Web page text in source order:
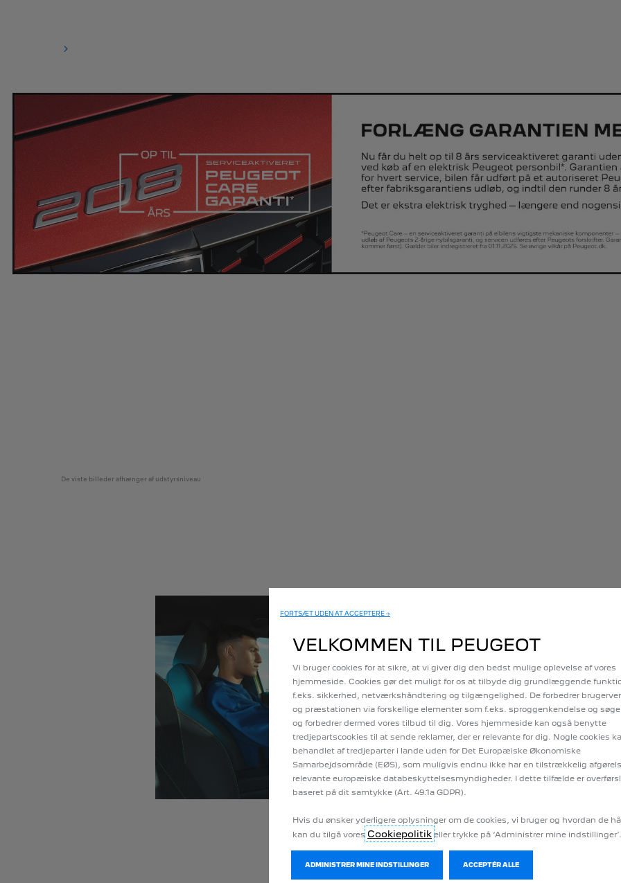
De viste billeder afhænger af udstyrsniveau
FORTSÆT UDEN AT ACCEPTERE →
VELKOMMEN TIL PEUGEOT
Vi bruger cookies for at sikre, at vi giver dig den bedst mulige oplevelse af vores
hjemmeside. Cookies gør det muligt for os at tilbyde dig grundlæggende
f.eks. sikkerhed, netværkshåndtering og tilgængelighed. De forbedrer
og præstationen via forskellige elementer som f.eks. sproggenkendelse og
og forbedrer dermed vores tilbud til dig. Vores hjemmeside kan også benytte
tredjepartscookies til at sende reklamer, der er relevante for dig. Nogle cookies
behandlet af tredjeparter i lande uden for Det Europæiske Økonomiske
Samarbejdsområde (EØS), som muligvis endnu ikke har en tilstrækkelig
relevante europæiske databeskyttelsesmyndigheder. I dette tilfælde er
baseret på dit samtykke (Art. 49.1a GDPR).
Hvis du ønsker yderligere oplysninger om de cookies, vi bruger og hvordan de
kan du tilgå vores Cookiepolitik eller trykke på ‘Administrer mine indstillinger’.
ADMINISTRER MINE INDSTILLINGER ACCEPTÉR ALLE